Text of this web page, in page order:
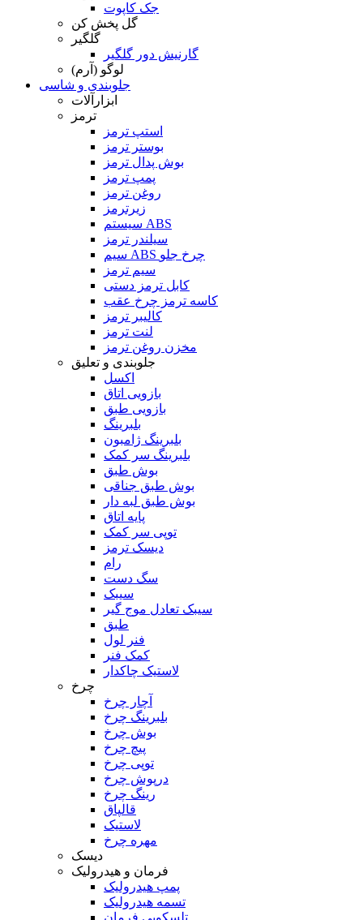
جک کاپوت
گل پخش کن
گلگیر
گارنیش دور گلگیر
لوگو (آرم)
جلوبندی و شاسی
ابزارآلات
ترمز
استپ ترمز
بوستر ترمز
بوش پدال ترمز
پمپ ترمز
روغن ترمز
زیرترمز
سیستم ABS
سیلندر ترمز
سیم ABS چرخ جلو
سیم ترمز
کابل ترمز دستی
کاسه ترمز چرخ عقب
کالیبر ترمز
لنت ترمز
مخزن روغن ترمز
جلوبندی و تعلیق
اکسل
بازویی اتاق
بازویی طبق
بلبرینگ
بلبرینگ ژامبون
بلبرینگ سر کمک
بوش طبق
بوش طبق جناقی
بوش طبق لبه دار
پایه اتاق
توپی سر کمک
دیسک ترمز
رام
سگ دست
سیبک
سیبک تعادل موج گیر
طبق
فنر لول
کمک فنر
لاستیک چاکدار
چرخ
آچار چرخ
بلبرینگ چرخ
بوش چرخ
پیچ چرخ
توپی چرخ
درپوش چرخ
رینگ چرخ
قالپاق
لاستیک
مهره چرخ
دیسک
فرمان و هیدرولیک
پمپ هیدرولیک
تسمه هیدرولیک
تلسکوپی فرمان